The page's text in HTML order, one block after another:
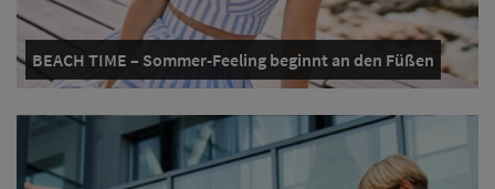
BEACH TIME – Sommer-Feeling beginnt an den Füßen